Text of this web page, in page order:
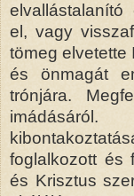
el, vagy
tömeg elvetette
és önmagát
trónjára.
foglalkozott és
és Krisztus